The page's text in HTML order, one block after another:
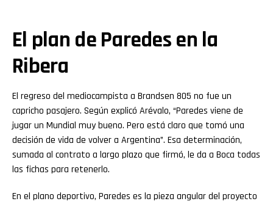
El plan de Paredes en la
Ribera
El regreso del mediocampista a Brandsen 805 no fue un
capricho pasajero. Según explicó Arévalo, “Paredes viene de
jugar un Mundial muy bueno. Pero está claro que tomó una
decisión de vida de volver a Argentina”. Esa determinación,
sumada al contrato a largo plazo que firmó, le da a Boca todas
las fichas para retenerlo.
En el plano deportivo, Paredes es la pieza angular del proyecto